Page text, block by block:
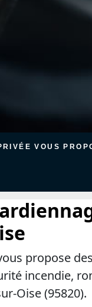
VOUS
propose
incendie,
Oise (95820).